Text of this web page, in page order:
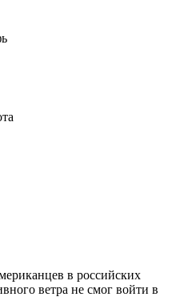
в российских
ветра не смог войти в